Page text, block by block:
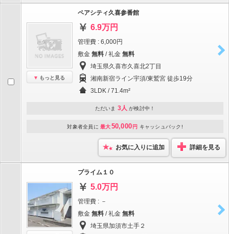
もっと見る
ペアシティ久喜参番館
6.9万円
管理費 : 6,000円
敷金 無料 / 礼金 無料
埼玉県久喜市久喜北2丁目
湘南新宿ライン宇須/東鷲宮 徒歩19分
3LDK / 71.4m²
ただいま 3人 が検討中！
対象者全員に 最大50,000 円 キャッシュバック!
お気に入りに追加 詳細を見る
プライム１０
5.0万円
管理費 : －
敷金 無料 / 礼金 無料
埼玉県加須市土手２